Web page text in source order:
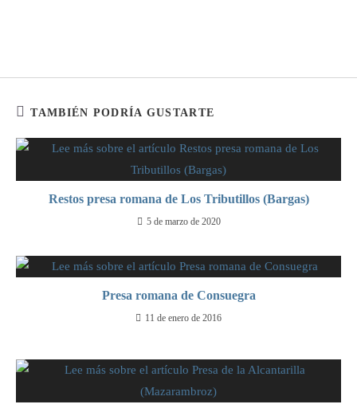
TAMBIÉN PODRÍA GUSTARTE
Restos presa romana de Los Tributillos (Bargas)
5 de marzo de 2020
Presa romana de Consuegra
11 de enero de 2016